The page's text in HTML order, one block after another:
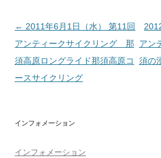
投
稿
ナ
ビ
シ
← 2011年6月1日（水） 第11回
アンティークサイクリング 那
須高原ロングライド那須高原コ
ースサイクリング
アン
須の
インフォメーション
インフォメーション